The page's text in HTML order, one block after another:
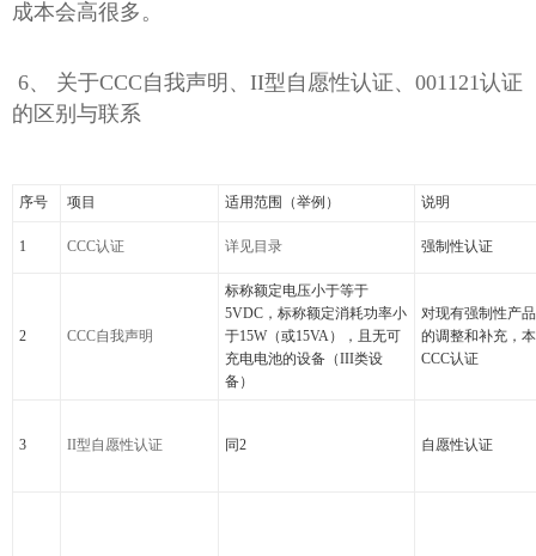
成本会高很多。
6、 关于CCC自我声明、II型自愿性认证、001121认证
的区别与联系
序号 项目 适用范围（举例） 说明
1 CCC认证 详见目录 强制性认证
2 CCC自我声明
标称额定电压小于等于
5VDC，标称额定消耗功率小
于15W（或15VA），且无可
充电电池的设备（III类设
备）
对现有强制性产
的调整和补充，
CCC认证
3 II型自愿性认证 同2 自愿性认证